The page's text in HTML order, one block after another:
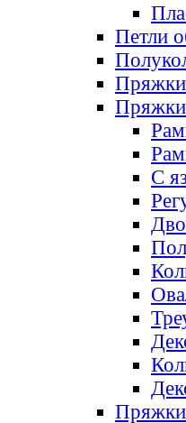
Петли
Пряжки
Пряжки
С